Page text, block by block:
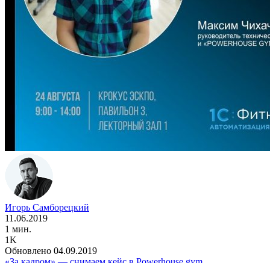
Игорь Самборецкий
11.06.2019
1 мин.
1K
Обновлено 04.09.2019